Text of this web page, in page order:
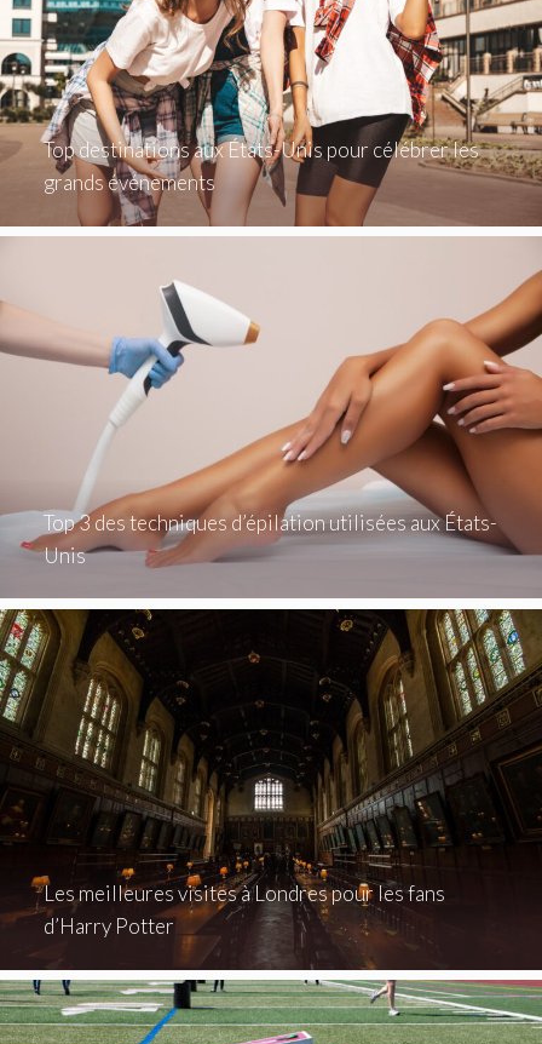
Top destinations aux États-Unis pour célébrer les
grands événements
Top 3 des techniques d’épilation utilisées aux États-
Unis
Les meilleures visites à Londres pour les fans
d’Harry Potter